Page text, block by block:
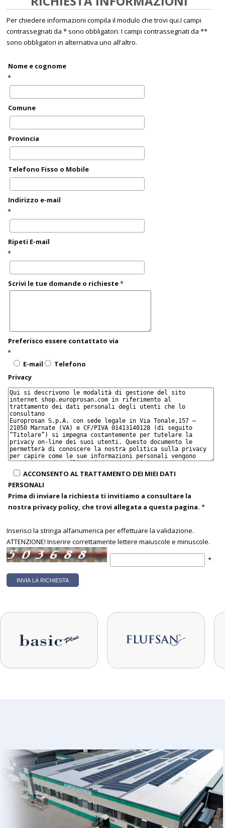
Per chiedere informazioni compila il modulo che trovi qui.I campi
contrassegnati da * sono obbligatori. I campi contrassegnati da **
sono obbligatori in alternativa uno all'altro.
Nome e cognome
*
Comune
Provincia
Telefono Fisso o Mobile
Indirizzo e-mail
*
Ripeti E-mail
*
Scrivi le tue domande o richieste*
Preferisco essere contattato via
*
E-mail
Telefono
Privacy
ACCONSENTO AL TRATTAMENTO DEI MIEI DATI
PERSONALI
Prima di inviare la richiesta ti invitiamo a consultare la
nostra privacy policy, che trovi allegata a questa pagina. *
Inserisci la stringa alfanumerica per effettuare la validazione.
ATTENZIONE! Inserire correttamente lettere maiuscole e minuscole.
*